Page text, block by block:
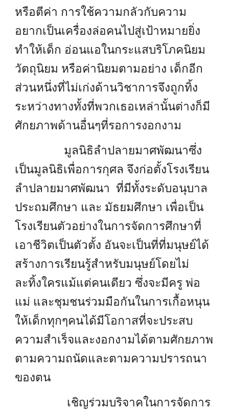
หรือตีค่า การใช้ความกลัวกับความ
อยากเป็นเครื่องล่อคนไปสู่เป้าหมายยิ่ง
ทำให้เด็ก อ่อนแอในกระแสบริโภคนิยม
วัตถุนิยม หรือค่านิยมตามอย่าง เด็กอีก
ส่วนหนึ่งที่ไม่เก่งด้านวิชาการจึงถูกทิ้ง
ระหว่างทางทั้งที่พวกเธอเหล่านั้นต่างก็มี
ศักยภาพด้านอื่นๆที่รอการงอกงาม
มูลนิธิลำปลายมาศพัฒนาซึ่ง
เป็นมูลนิธิเพื่อการกุศล จึงก่อตั้งโรงเรียน
ลำปลายมาศพัฒนา ที่มีทั้งระดับอนุบาล
ประถมศึกษา และ มัธยมศึกษา เพื่อเป็น
โรงเรียนตัวอย่างในการจัดการศึกษาที่
เอาชีวิตเป็นตัวตั้ง อันจะเป็นที่ที่มนุษย์ได้
สร้างการเรียนรู้สำหรับมนุษย์โดยไม่
ละทิ้งใครแม้แต่คนเดียว ซึ่งจะมีครู พ่อ
แม่ และชุมชนร่วมมือกันในการเกื้อหนุน
ให้เด็กทุกๆคนได้มีโอกาสที่จะประสบ
ความสำเร็จและงอกงามได้ตามศักยภาพ
ตามความถนัดและตามความปรารถนา
ของตน
เชิญร่วมบริจาคในการจัดการ